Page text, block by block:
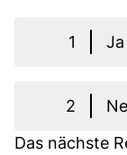
1 Ja
2
Das nächste